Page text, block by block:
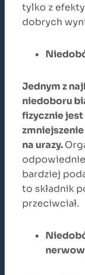
tylko z
dobrych
Jednym z
niedoboru
fizycznie
na urazy.
bardziej
to składnik
przeciwciał.